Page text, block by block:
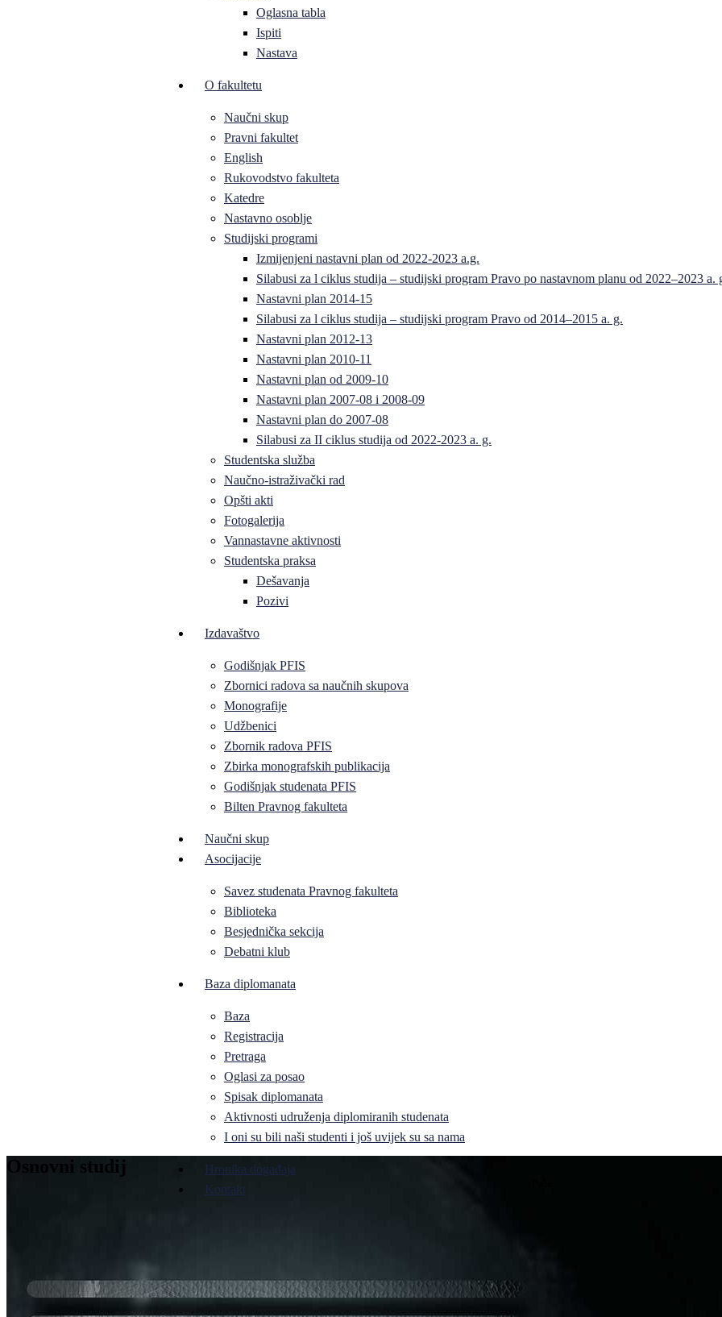
Oglasna tabla
Ispiti
Nastava
O fakultetu
Naučni skup
Pravni fakultet
English
Rukovodstvo fakulteta
Katedre
Nastavno osoblje
Studijski programi
Izmijenjeni nastavni plan od 2022-2023 a.g.
Silabusi za l ciklus studija – studijski program Pravo po nastavnom planu od 2022–2023 a.
Nastavni plan 2014-15
Silabusi za l ciklus studija – studijski program Pravo od 2014–2015 a. g.
Nastavni plan 2012-13
Nastavni plan 2010-11
Nastavni plan od 2009-10
Nastavni plan 2007-08 i 2008-09
Nastavni plan do 2007-08
Silabusi za II ciklus studija od 2022-2023 a. g.
Studentska služba
Naučno-istraživački rad
Opšti akti
Fotogalerija
Vannastavne aktivnosti
Studentska praksa
Dešavanja
Pozivi
Izdavaštvo
Godišnjak PFIS
Zbornici radova sa naučnih skupova
Monografije
Udžbenici
Zbornik radova PFIS
Zbirka monografskih publikacija
Godišnjak studenata PFIS
Bilten Pravnog fakulteta
Naučni skup
Asocijacije
Savez studenata Pravnog fakulteta
Biblioteka
Besjednička sekcija
Debatni klub
Baza diplomanata
Baza
Registracija
Pretraga
Oglasi za posao
Spisak diplomanata
Aktivnosti udruženja diplomiranih studenata
I oni su bili naši studenti i još uvijek su sa nama
Hronika događaja
Kontakt
Osnovni studij